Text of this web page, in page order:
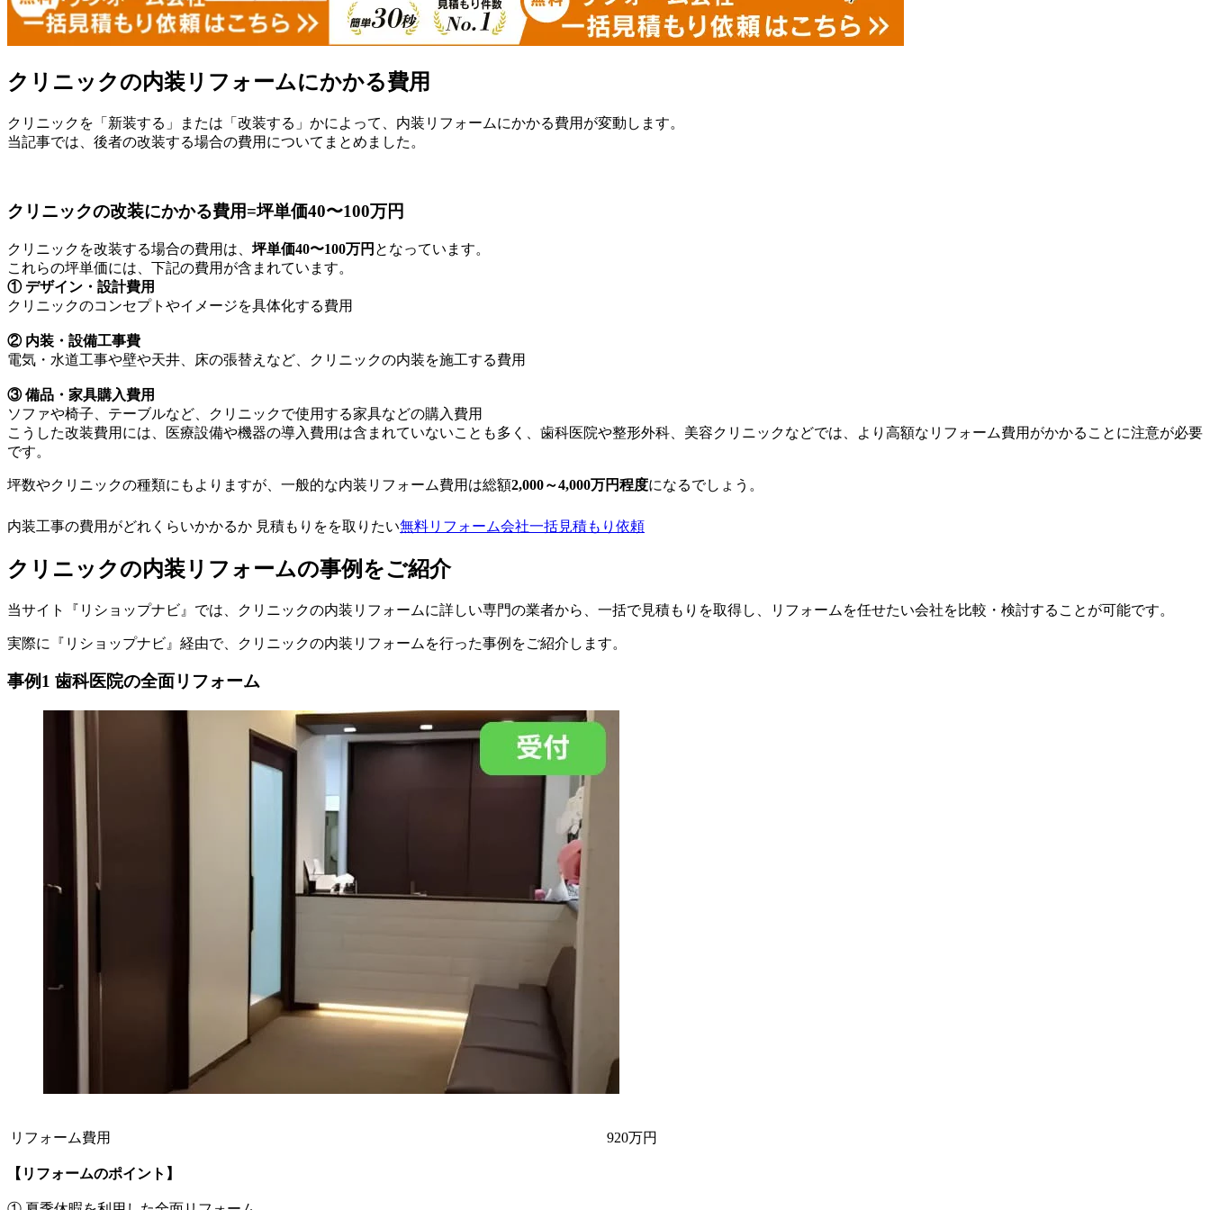
クリニックの内装リフォームにかかる費用
クリニックを「新装する」または「改装する」かによって、内装リフォームにかかる費用が変動します。
当記事では、後者の改装する場合の費用についてまとめました。
クリニックの改装にかかる費用=坪単価40〜100万円
クリニックを改装する場合の費用は、 坪単価40〜100万円 となっています。
これらの坪単価には、下記の費用が含まれています。
① デザイン・設計費用
クリニックのコンセプトやイメージを具体化する費用
② 内装・設備工事費
電気・水道工事や壁や天井、床の張替えなど、クリニックの内装を施工する費用
③ 備品・家具購入費用
ソファや椅子、テーブルなど、クリニックで使用する家具などの購入費用
こうした改装費用には、医療設備や機器の導入費用は含まれていないことも多く、歯科医院や整形外科、美容クリニックなどでは、より高額なリフォーム費用がかかることに注意が必要
です。
坪数やクリニックの種類にもよりますが、一般的な内装リフォーム費用は総額2,000～4,000万円程度になるでしょう。
内装工事の費用がどれくらいかかるか 見積もりをを取りたい無料リフォーム会社一括見積もり依頼
クリニックの内装リフォームの事例をご紹介
当サイト『リショップナビ』では、クリニックの内装リフォームに詳しい専門の業者から、一括で見積もりを取得し、リフォームを任せたい会社を比較・検討することが可能です。
実際に『リショップナビ』経由で、クリニックの内装リフォームを行った事例をご紹介します。
事例1 歯科医院の全面リフォーム
リフォーム費用 920万円
【リフォームのポイント】